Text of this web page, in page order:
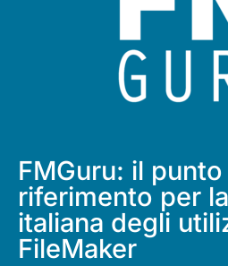
FMGuru: il
riferimento per
italiana degli
FileMaker